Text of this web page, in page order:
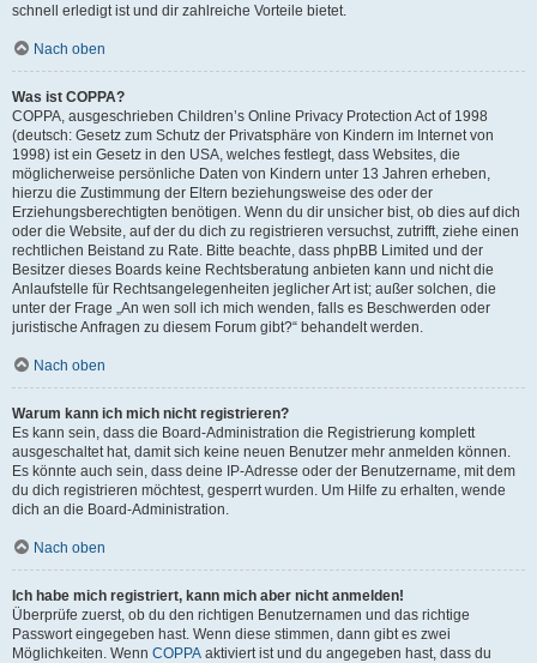
schnell erledigt ist und dir zahlreiche Vorteile bietet.
Nach oben
Was ist COPPA?
COPPA, ausgeschrieben Children’s Online Privacy Protection Act of 1998
(deutsch: Gesetz zum Schutz der Privatsphäre von Kindern im Internet von
1998) ist ein Gesetz in den USA, welches festlegt, dass Websites, die
möglicherweise persönliche Daten von Kindern unter 13 Jahren erheben,
hierzu die Zustimmung der Eltern beziehungsweise des oder der
Erziehungsberechtigten benötigen. Wenn du dir unsicher bist, ob dies auf dich
oder die Website, auf der du dich zu registrieren versuchst, zutrifft, ziehe einen
rechtlichen Beistand zu Rate. Bitte beachte, dass phpBB Limited und der
Besitzer dieses Boards keine Rechtsberatung anbieten kann und nicht die
Anlaufstelle für Rechtsangelegenheiten jeglicher Art ist; außer solchen, die
unter der Frage „An wen soll ich mich wenden, falls es Beschwerden oder
juristische Anfragen zu diesem Forum gibt?“ behandelt werden.
Nach oben
Warum kann ich mich nicht registrieren?
Es kann sein, dass die Board-Administration die Registrierung komplett
ausgeschaltet hat, damit sich keine neuen Benutzer mehr anmelden können.
Es könnte auch sein, dass deine IP-Adresse oder der Benutzername, mit dem
du dich registrieren möchtest, gesperrt wurden. Um Hilfe zu erhalten, wende
dich an die Board-Administration.
Nach oben
Ich habe mich registriert, kann mich aber nicht anmelden!
Überprüfe zuerst, ob du den richtigen Benutzernamen und das richtige
Passwort eingegeben hast. Wenn diese stimmen, dann gibt es zwei
Möglichkeiten. Wenn COPPA aktiviert ist und du angegeben hast, dass du